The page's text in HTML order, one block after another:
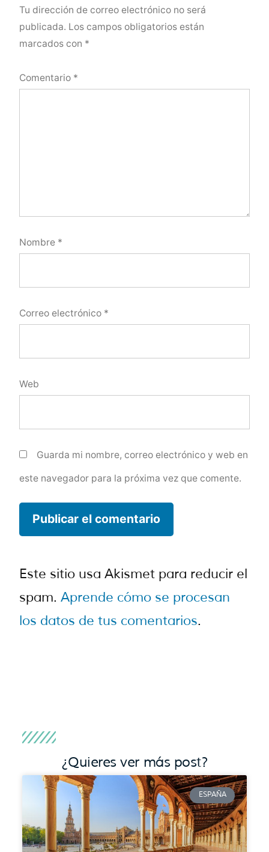
Tu dirección de correo electrónico no será
publicada. Los campos obligatorios están
marcados con *
Comentario *
Nombre *
Correo electrónico *
Web
Guarda mi nombre, correo electrónico y web en
este navegador para la próxima vez que comente.
Este sitio usa Akismet para reducir el
spam. Aprende cómo se procesan
los datos de tus comentarios.
¿Quieres ver más post?
ESPAÑA